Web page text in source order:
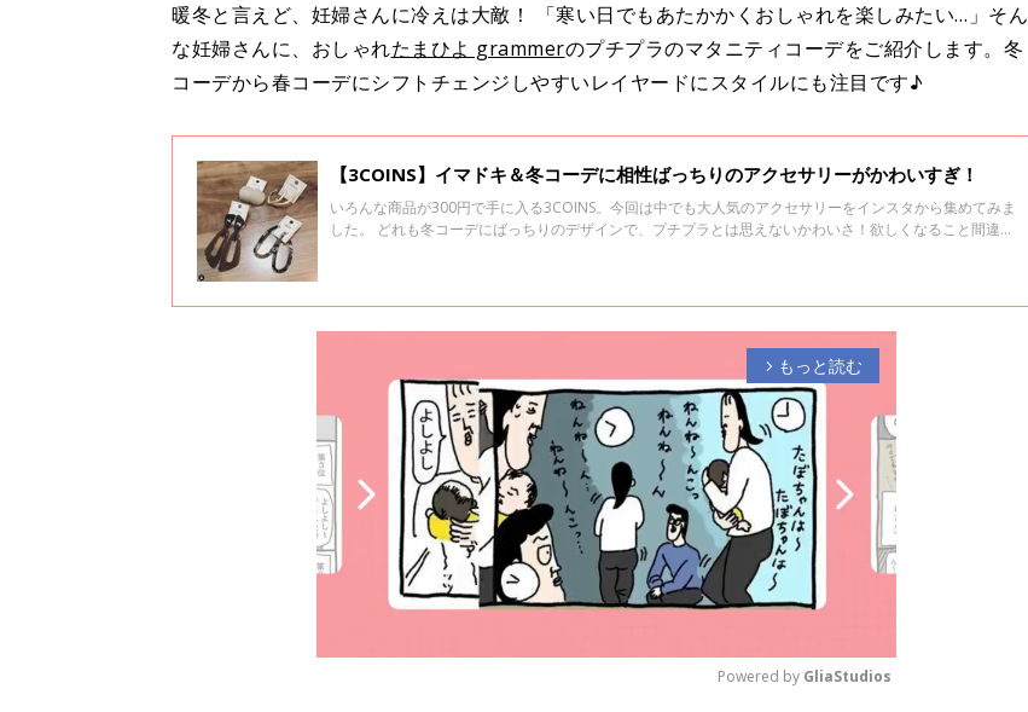
暖冬と言えど、妊婦さんに冷えは大敵！ 「寒い日でもあたかかくおしゃれを楽しみたい…」そん
な妊婦さんに、おしゃれたまひよ grammerのプチプラのマタニティコーデをご紹介します。冬
コーデから春コーデにシフトチェンジしやすいレイヤードにスタイルにも注目です♪
【3COINS】イマドキ＆冬コーデに相性ばっちりのアクセサリーがかわいすぎ！
いろんな商品が300円で手に入る3COINS。今回は中でも大人気のアクセサリーをインスタから集めてみま
した。 どれも冬コーデにばっちりのデザインで、プチプラとは思えないかわいさ！欲しくなること間違い
arrow_forward_ios もっと読む
Powered by GliaStudios